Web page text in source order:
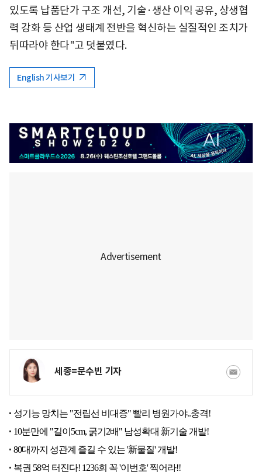
있도록 납품단가 구조 개선, 기술·생산 이익 공유, 상생협
력 강화 등 산업 생태계 전반을 혁신하는 실질적인 조치가
뒤따라야 한다"고 덧붙였다.
English 기사보기
세종=문수빈 기자